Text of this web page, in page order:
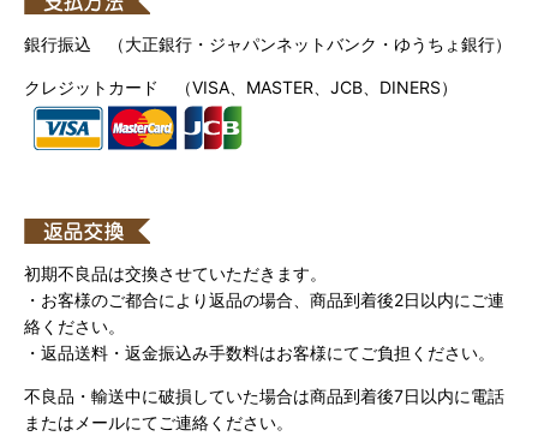
銀行振込 （大正銀行・ジャパンネットバンク・ゆうちょ銀行）
クレジットカード （VISA、MASTER、JCB、DINERS）
初期不良品は交換させていただきます。
・お客様のご都合により返品の場合、商品到着後2日以内にご連
絡ください。
・返品送料・返金振込み手数料はお客様にてご負担ください。
不良品・輸送中に破損していた場合は商品到着後7日以内に電話
またはメールにてご連絡ください。